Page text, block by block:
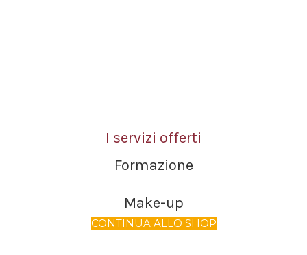
I servizi offerti
Formazione
Make-up
CONTINUA ALLO SHOP